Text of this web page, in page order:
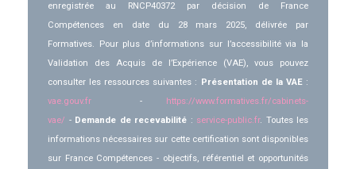
enregistrée au RNCP40372
par décision de France
Compétences en date du 28 mars 2025, délivrée par
Formatives. Pour plus d’informations sur l’accessibilité via la
Validation des Acquis de l’Expérience (VAE), vous pouvez
consulter les ressources suivantes :
Présentation de la VAE:
vae.gouv.fr -
https://www.formatives.fr/cabinets-
vae/ - Demande de recevabilité : service-public.fr. Toutes les
informations nécessaires sur cette certification sont disponibles
sur France Compétences - objectifs, référentiel et opportunités